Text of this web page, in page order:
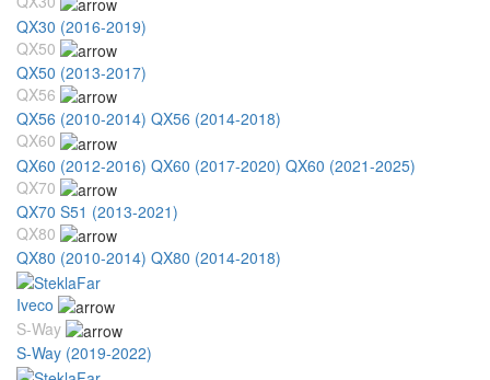
QX30 (2016-2019)
QX50
QX50 (2013-2017)
QX56
QX56 (2010-2014) QX56 (2014-2018)
QX60
QX60 (2012-2016) QX60 (2017-2020) QX60 (2021-2025)
QX70
QX70 S51 (2013-2021)
QX80
QX80 (2010-2014) QX80 (2014-2018)
Iveco
S-Way
S-Way (2019-2022)